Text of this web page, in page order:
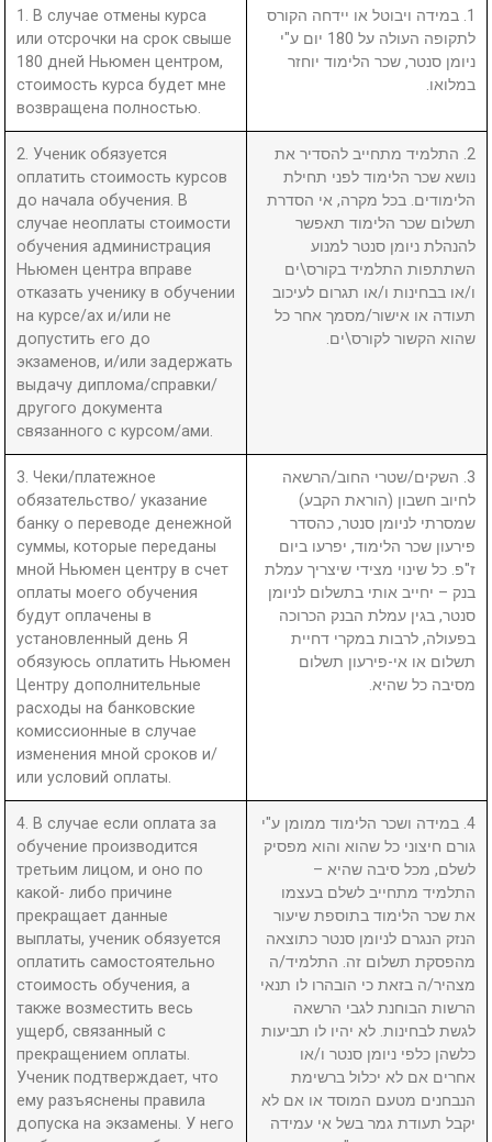
1. В случае отмены курса
или отсрочки на срок свыше
180 дней Ньюмен центром,
стоимость курса будет мне
возвращена полностью.
1. במידה ויבוטל או יידחה הקורס
לתקופה העולה על 180 יום ע"י
ניומן סנטר, שכר הלימוד יוחזר
במלואו.
2. Ученик обязуется
оплатить стоимость курсов
до начала обучения. В
случае неоплаты стоимости
обучения администрация
Ньюмен центра вправе
отказать ученику в обучении
на курсе/ах и/или не
допустить его до
экзаменов, и/или задержать
выдачу диплома/справки/
другого документа
связанного с курсом/ами.
2. התלמיד מתחייב להסדיר את
נושא שכר הלימוד לפני תחילת
הלימודים. בכל מקרה, אי הסדרת
תשלום שכר הלימוד תאפשר
להנהלת ניומן סנטר למנוע
השתתפות התלמיד בקורס\ים
ו/או בבחינות ו/או תגרום לעיכוב
תעודה או אישור/מסמך אחר כל
שהוא הקשור לקורס\ים.
3. Чеки/платежное
обязательство/ указание
банку о переводе денежной
суммы, которые переданы
мной Ньюмен центру в счет
оплаты моего обучения
будут оплачены в
установленный день Я
обязуюсь оплатить Ньюмен
Центру дополнительные
расходы на банковские
комиссионные в случае
изменения мной сроков и/
или условий оплаты.
3. השקים/שטרי החוב/הרשאה
לחיוב חשבון (הוראת הקבע)
שמסרתי לניומן סנטר, כהסדר
פירעון שכר הלימוד, יפרעו ביום
ז"פ. כל שינוי מצידי שיצריך עמלת
בנק – יחייב אותי בתשלום לניומן
סנטר, בגין עמלת הבנק הכרוכה
בפעולה, לרבות במקרי דחיית
תשלום או אי-פירעון תשלום
מסיבה כל שהיא.
4. В случае если оплата за
обучение производится
третьим лицом, и оно по
какой- либо причине
прекращает данные
выплаты, ученик обязуется
оплатить самостоятельно
стоимость обучения, а
также возместить весь
ущерб, связанный с
прекращением оплаты.
Ученик подтверждает, что
ему разъяснены правила
допуска на экзамены. У него
4. במידה ושכר הלימוד ממומן ע"י
גורם חיצוני כל שהוא והוא מפסיק
לשלם, מכל סיבה שהיא –
התלמיד מתחייב לשלם בעצמו
את שכר הלימוד בתוספת שיעור
הנזק הנגרם לניומן סנטר כתוצאה
מהפסקת תשלום זה. התלמיד/ה
מצהיר/ה בזאת כי הובהרו לו תנאי
הרשות הבוחנת לגבי הרשאה
לגשת לבחינות. לא יהיו לו תביעות
כלשהן כלפי ניומן סנטר ו/או
אחרים אם לא יכלול ברשימת
הנבחנים מטעם המוסד או אם לא
יקבל תעודת גמר בשל אי עמידה